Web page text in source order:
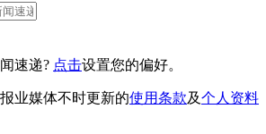
速递? 点击设置您的偏好。
业媒体不时更新的使用条款及个人资料